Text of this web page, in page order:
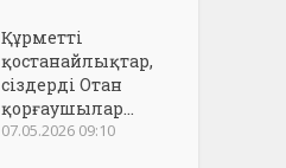
Құрметті
қостанайлықтар,
сіздерді Отан
қорғаушылар...
07.05.2026 09:10